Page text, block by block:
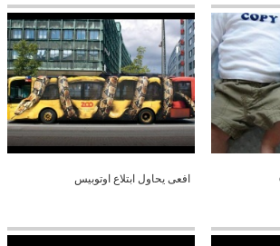
افعى يحاول ابتلاع اوتوبيس